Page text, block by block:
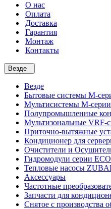
О нас
Оплата
Доставка
Гарантия
Монтаж
Контакты
Везде
Везде
Бытовые системы M-
Мультисистемы M-серии
Полупромышленные
Мультизональные
Приточно-вытяжные
Кондиционер для
Очистители и
Гидромодули серии
Тепловые насосы
Аксесcуары
Частотные
Запчасти для
Снятое с производства